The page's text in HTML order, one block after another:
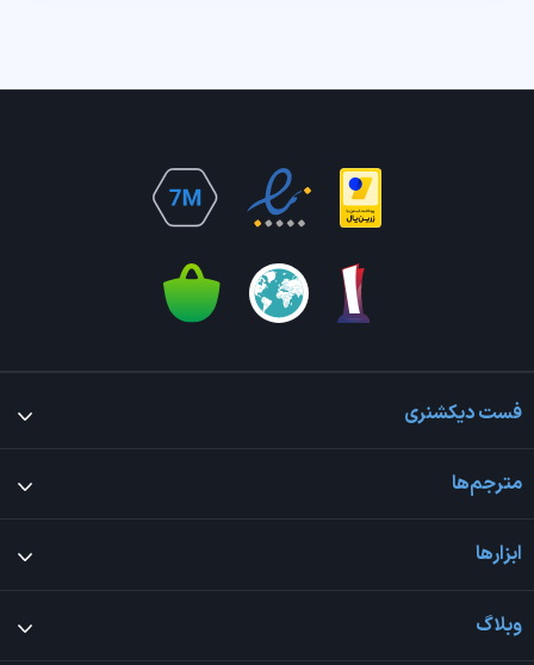
فست دیکشنری
مترجم‌ها
ابزارها
وبلاگ